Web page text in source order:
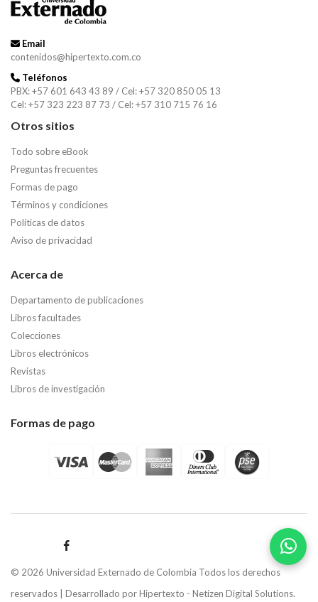
Email
contenidos@hipertexto.com.co
Teléfonos
PBX: +57 601 643 43 89 / Cel: +57 320 850 05 13
Cel: +57 323 223 87 73 / Cel: +57 310 715 76 16
Otros sitios
Todo sobre eBook
Preguntas frecuentes
Formas de pago
Términos y condiciones
Políticas de datos
Aviso de privacidad
Acerca de
Departamento de publicaciones
Libros facultades
Colecciones
Libros electrónicos
Revistas
Libros de investigación
Formas de pago
© 2026 Universidad Externado de Colombia Todos los derechos
reservados | Desarrollado porHipertexto - Netizen Digital Solutions.